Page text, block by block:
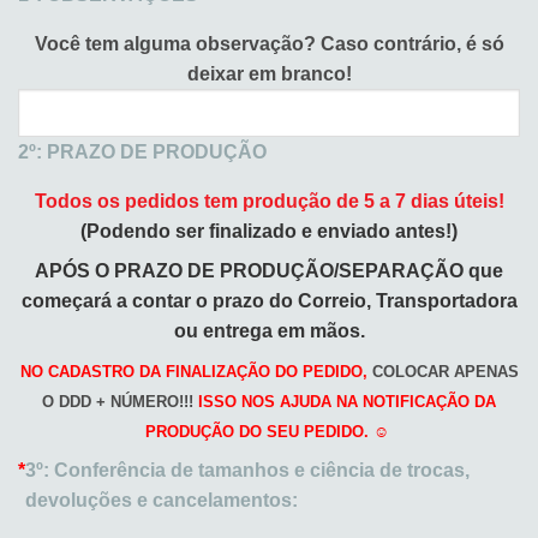
Você tem alguma observação? Caso contrário, é só
deixar em branco!
2º: PRAZO DE PRODUÇÃO
Todos os pedidos tem produção de 5 a 7 dias úteis!
(Podendo ser finalizado e enviado antes!)
APÓS O PRAZO DE PRODUÇÃO/SEPARAÇÃO que
começará a contar o prazo do Correio, Transportadora
ou entrega em mãos.
NO CADASTRO DA FINALIZAÇÃO DO PEDIDO, COLOCAR APENAS
O DDD + NÚMERO!!! ISSO NOS AJUDA NA NOTIFICAÇÃO DA
PRODUÇÃO DO SEU PEDIDO. ☺️
*3º: Conferência de tamanhos e ciência de trocas,
devoluções e cancelamentos: